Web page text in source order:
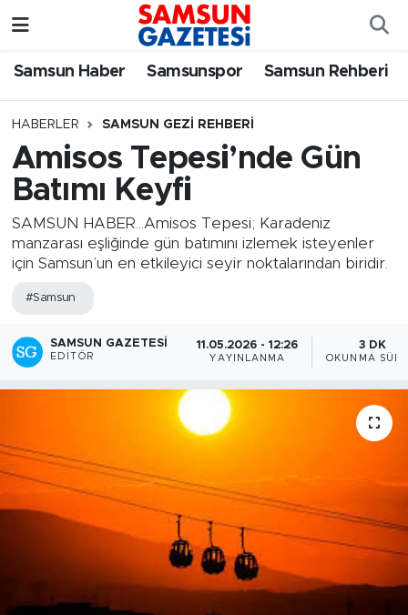
Samsun Haber Samsunspor Samsun Rehberi
HABERLER SAMSUN GEZI REHBERI
Amisos Tepesi’nde Gün
Batımı Keyfi
SAMSUN HABER...Amisos Tepesi; Karadeniz
manzarası eşliğinde gün batımını izlemek isteyenler
için Samsun’un en etkileyici seyir noktalarından biridir.
#Samsun
SAMSUN GAZETESI
EDITÖR
11.05.2026 - 12:26
YAYINLANMA
3 DK
OKUNMA
Samsun Haber
Samsun Rehberi
Samsun Nöbetçi Eczaneler
Samsun Hava Durumu
SAMSUN Namaz Vakitleri
Samsun Trafik Yoğunluk Haritası
Süper Lig Puan Durumu ve Fikstür
Tüm Manşetler
Son Dakika Haberleri
Haber Arşivi